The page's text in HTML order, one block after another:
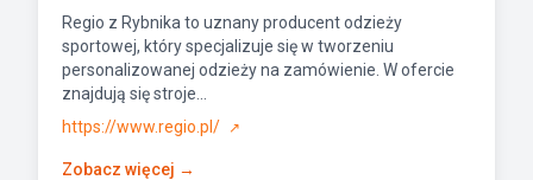
Regio z Rybnika to uznany producent odzieży
sportowej, który specjalizuje się w tworzeniu
personalizowanej odzieży na zamówienie. W ofercie
znajdują się stroje...
https://www.regio.pl/
↗
Zobacz więcej →